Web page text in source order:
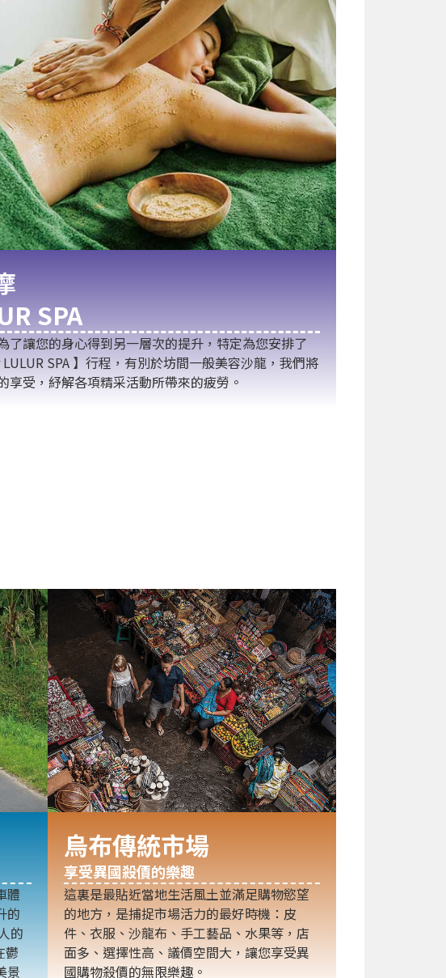
SPA
了讓您的身心得到另一層次的提升，特定為您安排了
LULUR SPA 】行程，有別於坊間一般美容沙龍，我們將
享受，紓解各項精采活動所帶來的疲勞。
體
的
的
鬱
景
烏布傳統市場
享受異國殺價的樂趣
這裏是最貼近當地生活風土並滿足購物慾望
的地方，是捕捉市場活力的最好時機：皮
件、衣服、沙龍布、手工藝品、水果等，店
面多、選擇性高、議價空間大，讓您享受異
國購物殺價的無限樂趣。